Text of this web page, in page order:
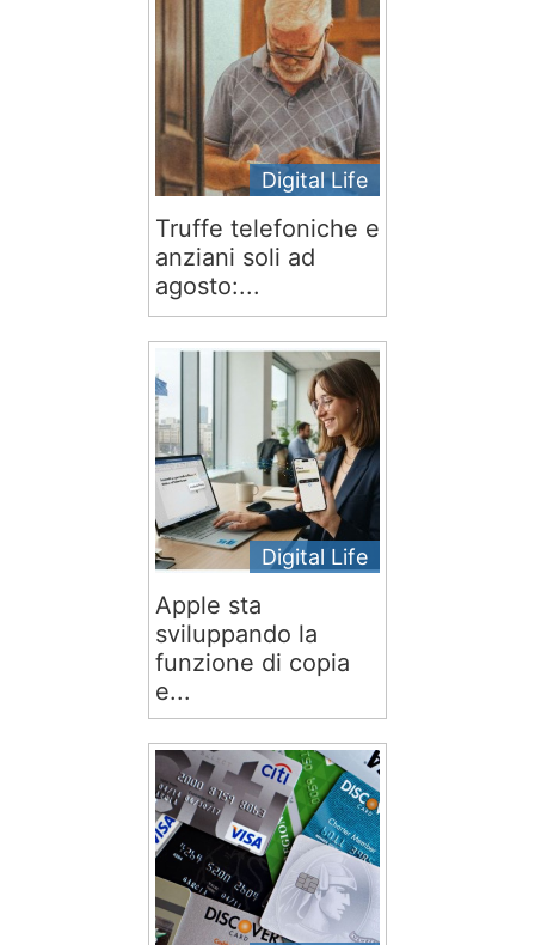
Digital Life
Truffe telefoniche e
anziani soli ad
agosto:...
Digital Life
Apple sta
sviluppando la
funzione di copia
e...